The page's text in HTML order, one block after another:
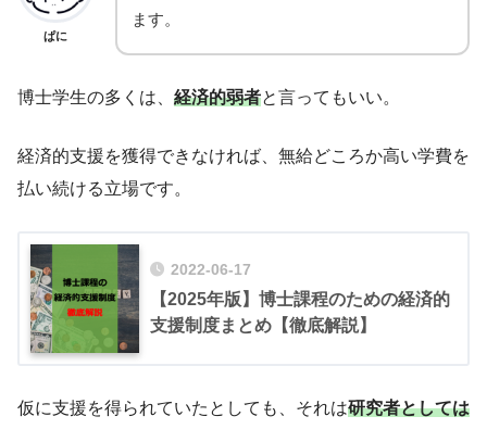
ぱに
ます。
博士学生の多くは、 経済的弱者と言ってもいい。
経済的支援を獲得できなければ、無給どころか高い学費を
払い続ける立場です。
2022-06-17
【2025年版】博士課程のための経済的
支援制度まとめ【徹底解説】
仮に支援を得られていたとしても、それは研究者としては